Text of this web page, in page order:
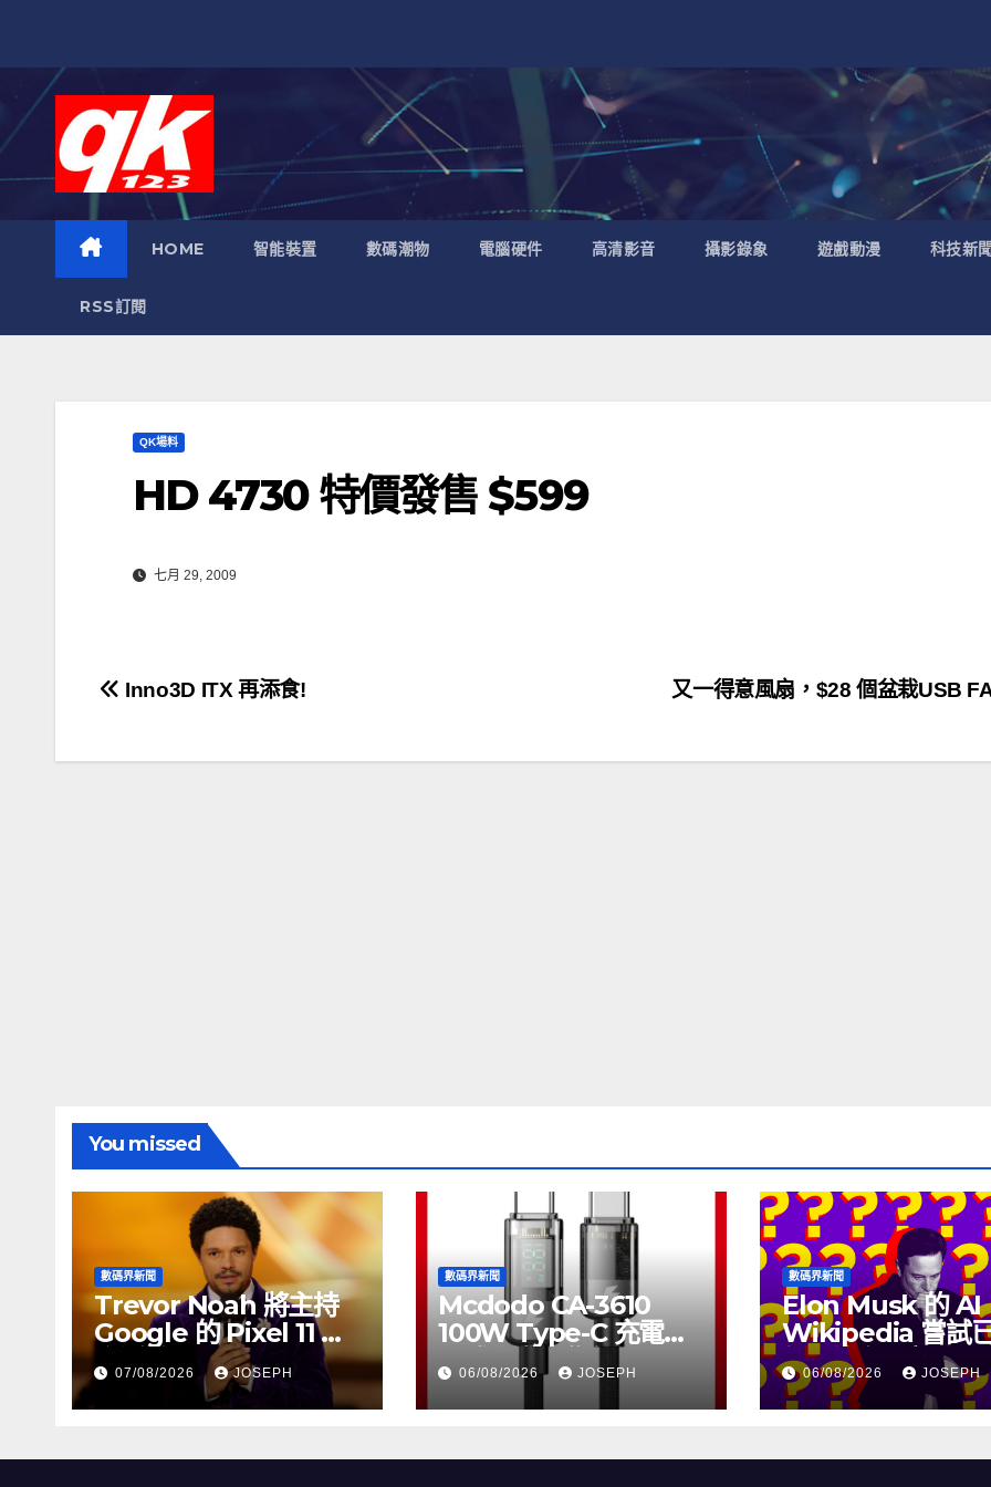
HOME 智能裝置 數碼潮物 電腦硬件 高清影音 攝影錄象 遊戲動漫 科技新
RSS訂閱
QK場料
HD 4730 特價發售 $599
七月 29, 2009
文
又一得意風扇，$28 個盆栽USB
Inno3D ITX 再添食!
You missed
數碼界新聞
Trevor Noah 將主持
Google 的 Pixel 11 推
介活動
07/08/2026 JOSEPH
數碼界新聞
Mcdodo CA-3610
100W Type-C 充電線
正式上市，售價
HK$115
06/08/2026 JOSEPH
數碼界新聞
Elon Musk 的 AI
Wikipedia 嘗試
個月沒有更新了
06/08/2026 JOSEPH